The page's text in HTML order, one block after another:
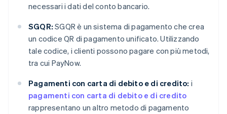
necessari i dati del conto bancario.
SGQR: SGQR è un sistema di pagamento che crea
un codice QR di pagamento unificato. Utilizzando
tale codice, i clienti possono pagare con più metodi,
tra cui PayNow.
Pagamenti con carta di debito e di credito: i
pagamenti con carta di debito e di credito
rappresentano un altro metodo di pagamento